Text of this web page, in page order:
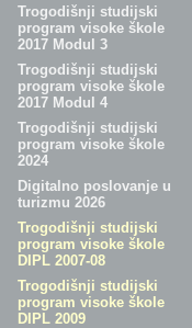
Trogodišnji studijski
program visoke škole
2017 Modul 3
Trogodišnji studijski
program visoke škole
2017 Modul 4
Trogodišnji studijski
program visoke škole
2024
Digitalno poslovanje u
turizmu 2026
Trogodišnji studijski
program visoke škole
DIPL 2007-08
Trogodišnji studijski
program visoke škole
DIPL 2009